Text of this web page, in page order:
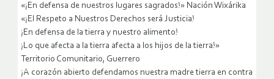
«¡En defensa de nuestros lugares sagrados!» Nación Wixárika
«¡El Respeto a Nuestros Derechos será Justicia!
¡En defensa de la tierra y nuestro alimento!
¡Lo que afecta a la tierra afecta a los hijos de la tierra!»
Territorio Comunitario, Guerrero
¡A corazón abierto defendamos nuestra madre tierra en contra